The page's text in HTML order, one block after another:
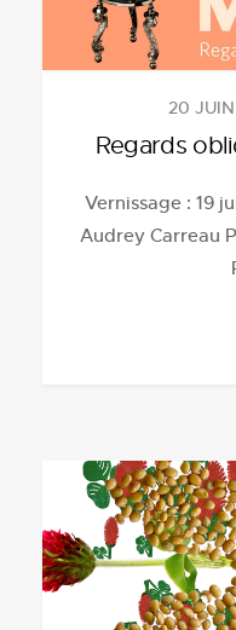
20 JUIN
Regards
Vernissage : 19
Audrey Carreau